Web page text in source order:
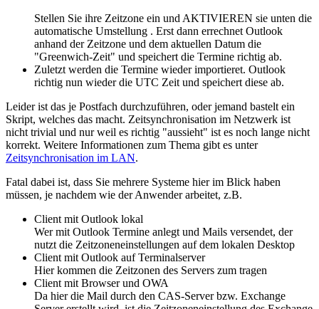
Stellen Sie ihre Zeitzone ein und AKTIVIEREN sie unten die
automatische Umstellung . Erst dann errechnet Outlook
anhand der Zeitzone und dem aktuellen Datum die
"Greenwich-Zeit" und speichert die Termine richtig ab.
Zuletzt werden die Termine wieder importieret. Outlook
richtig nun wieder die UTC Zeit und speichert diese ab.
Leider ist das je Postfach durchzuführen, oder jemand bastelt ein
Skript, welches das macht. Zeitsynchronisation im Netzwerk ist
nicht trivial und nur weil es richtig "aussieht" ist es noch lange nicht
korrekt. Weitere Informationen zum Thema gibt es unter
Zeitsynchronisation im LAN.
Fatal dabei ist, dass Sie mehrere Systeme hier im Blick haben
müssen, je nachdem wie der Anwender arbeitet, z.B.
Client mit Outlook lokal
Wer mit Outlook Termine anlegt und Mails versendet, der
nutzt die Zeitzoneneinstellungen auf dem lokalen Desktop
Client mit Outlook auf Terminalserver
Hier kommen die Zeitzonen des Servers zum tragen
Client mit Browser und OWA
Da hier die Mail durch den CAS-Server bzw. Exchange